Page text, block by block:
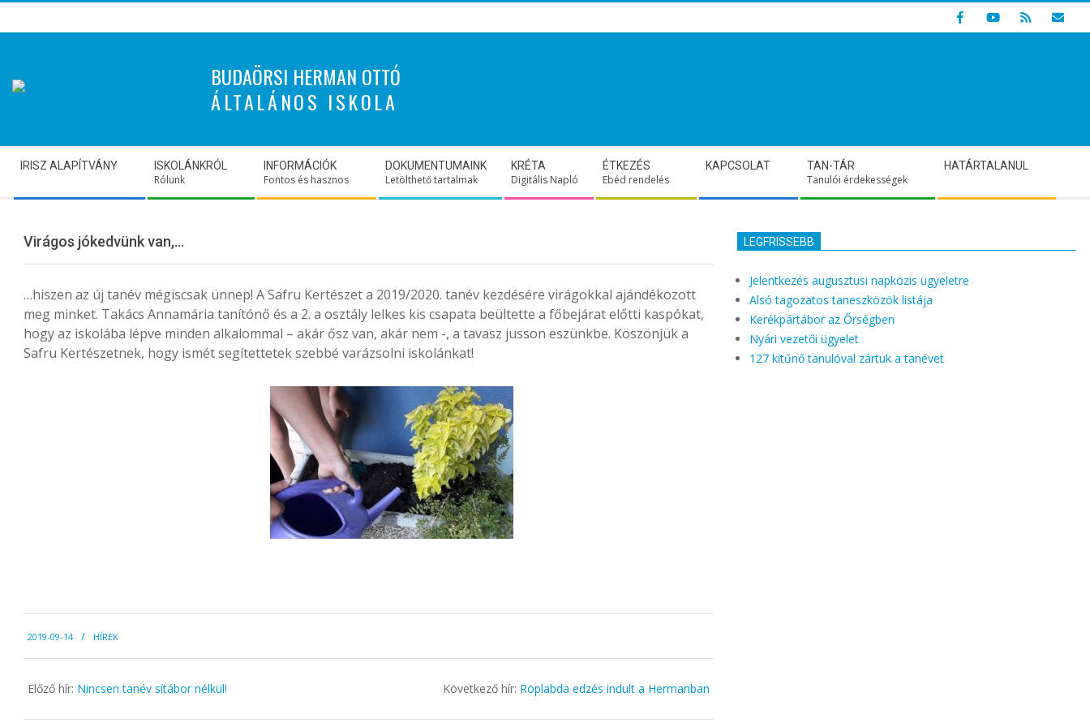
to
BUDAÖRSI HERMAN OTTÓ
ÁLTALÁNOS ISKOLA
Navigation
Menu
IRISZ ALAPÍTVÁNY ISKOLÁNKRÓL
Rólunk
INFORMÁCIÓK
Fontos és hasznos
DOKUMENTUMAINK
Letölthető tartalmak
KRÉTA
Digitális Napló
ÉTKEZÉS
Ebéd rendelés
KAPCSOLAT TAN-TÁR
Tanulói érdekességek
HATÁRTALANUL
Virágos jókedvünk van,…
…hiszen az új tanév mégiscsak ünnep! A Safru Kertészet a 2019/2020. tanév kezdésére virágokkal ajándékozott
meg minket. Takács Annamária tanítónő és a 2. a osztály lelkes kis csapata beültette a főbejárat előtti kaspókat,
hogy az iskolába lépve minden alkalommal – akár ősz van, akár nem -, a tavasz jusson eszünkbe. Köszönjük a
Safru Kertészetnek, hogy ismét segítettetek szebbé varázsolni iskolánkat!
09-
14
2019-09-14 HÍREK
Előző hír: Nincsen tanév sítábor nélkül! Következő hír: Röplabda edzés indult a Hermanban
LEGFRISSEBB
Jelentkezés augusztusi napközis ügyeletre
Alsó tagozatos taneszközök listája
Kerékpártábor az Őrségben
Nyári vezetői ügyelet
127 kitűnő tanulóval zártuk a tanévet